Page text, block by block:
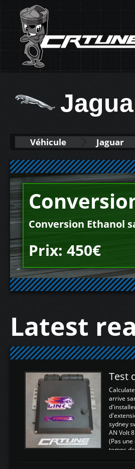
Véhicule Jaguar
Conversion Ethanol
Prix: 450€
Latest
Test
arrive
sydney
AN Volt
(Pas
temps de